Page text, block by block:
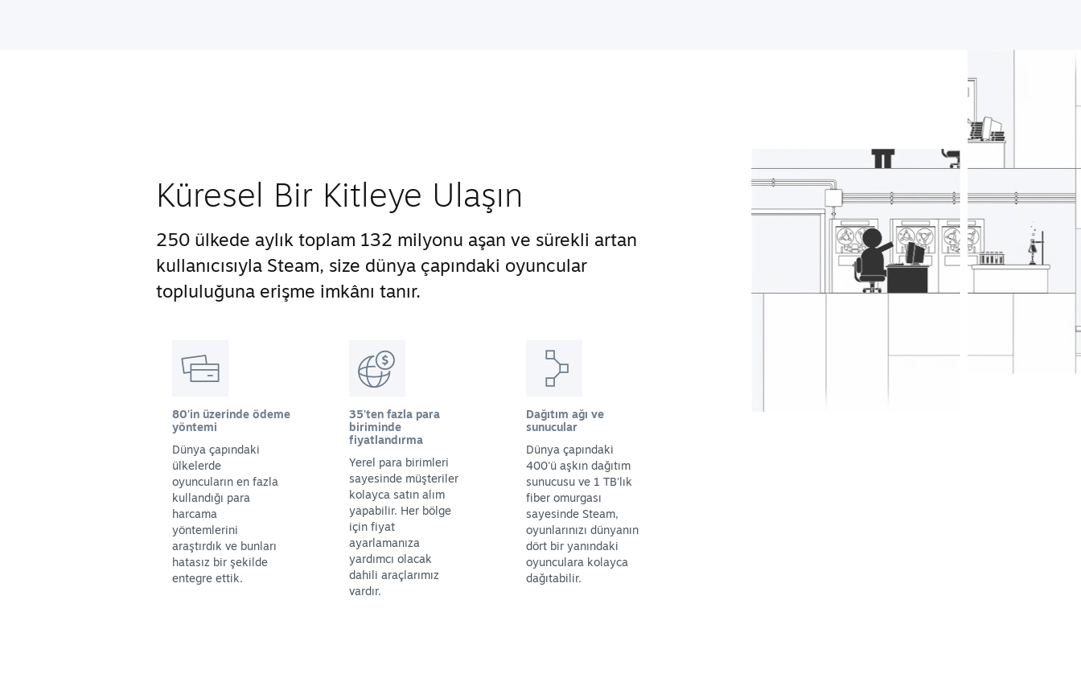
Küresel Bir Kitleye Ulaşın
250 ülkede aylık toplam 132 milyonu aşan ve sürekli artan
kullanıcısıyla Steam, size dünya çapındaki oyuncular
topluluğuna erişme imkânı tanır.
80'in üzerinde ödeme
yöntemi
Dünya çapındaki
ülkelerde
oyuncuların en fazla
kullandığı para
harcama
yöntemlerini
araştırdık ve bunları
hatasız bir şekilde
entegre ettik.
35'ten fazla para
biriminde
fiyatlandırma
Yerel para birimleri
sayesinde müşteriler
kolayca satın alım
yapabilir. Her bölge
için fiyat
ayarlamanıza
yardımcı olacak
dahili araçlarımız
vardır.
Dağıtım ağı ve
sunucular
Dünya çapındaki
400'ü aşkın dağıtım
sunucusu ve 1 TB'lık
fiber omurgası
sayesinde Steam,
oyunlarınızı dünyanın
dört bir yanındaki
oyunculara kolayca
dağıtabilir.